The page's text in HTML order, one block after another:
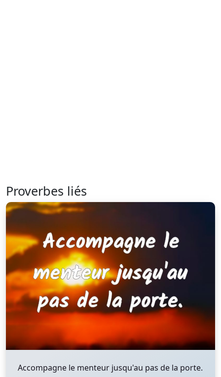
Proverbes liés
Accompagne le menteur jusqu'au pas de la porte.